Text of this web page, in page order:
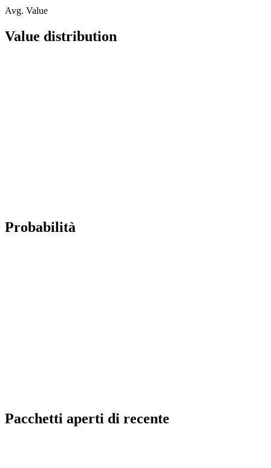
Avg. Value
Value distribution
Probabilità
Pacchetti aperti di recente